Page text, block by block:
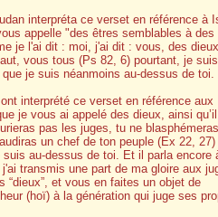
interpréta ce verset en référence à
appelle "des êtres semblables à des
je l'ai dit : moi, j'ai dit : vous, des
vous tous (Ps 82, 6) pourtant, je
je suis néanmoins au-dessus de toi.
interprété ce verset en référence aux
je vous ai appelé des dieux, ainsi
pas les juges, tu ne
un chef de ton peuple (Ex 22, 27)
suis au-dessus de toi. Et il parla encore
transmis une part de ma gloire aux
“dieux”, et vous en faites un objet de
(hoï) à la génération qui juge ses